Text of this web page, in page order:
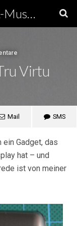
Olivers virtuelles PDA-Museum
Virtu
Mail SMS
Gadget, das
hat – und
ist von meiner